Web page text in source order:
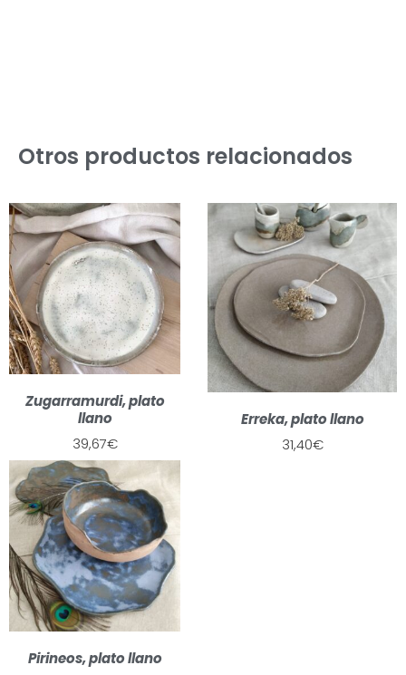
Otros productos relacionados
Zugarramurdi, plato
llano
39,67€
Erreka, plato llano
31,40€
Pirineos, plato llano